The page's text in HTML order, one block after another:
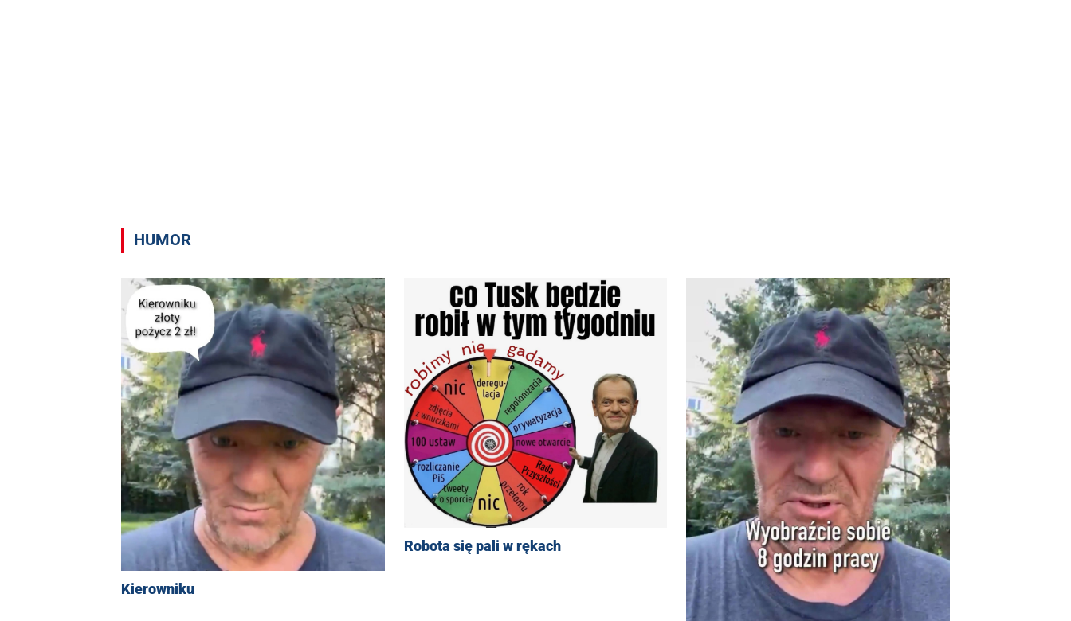
HUMOR
Kierowniku
Robota się pali w rękach